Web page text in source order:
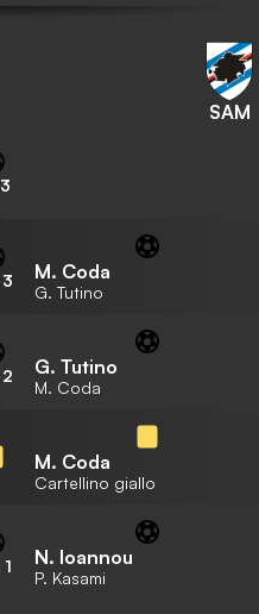
SAM
3
3 M. Coda
G. Tutino
2 G. Tutino
M. Coda
M. Coda
Cartellino giallo
1 N. Ioannou
P. Kasami